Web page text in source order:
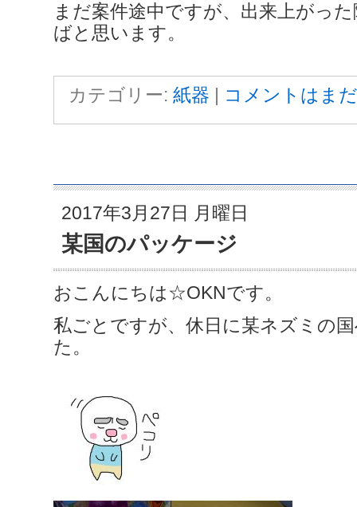
まだ案件途中ですが、出来上がっ
ばと思います。
カテゴリー: 紙器 コメントはま
2017年3月27日 月曜日
某国のパッケージ
おこんにちは☆OKNです。
私ごとですが、休日に某ネズミの
た。